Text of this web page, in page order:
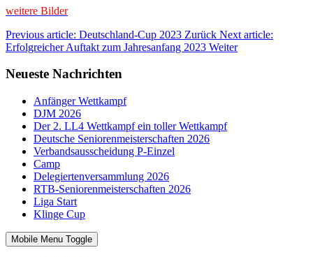
weitere Bilder
Previous article: Deutschland-Cup 2023 Zurück Next article:
Erfolgreicher Auftakt zum Jahresanfang 2023 Weiter
Neueste Nachrichten
Anfänger Wettkampf
DJM 2026
Der 2. LL4 Wettkampf ein toller Wettkampf
Deutsche Seniorenmeisterschaften 2026
Verbandsausscheidung P-Einzel
Camp
Delegiertenversammlung 2026
RTB-Seniorenmeisterschaften 2026
Liga Start
Klinge Cup
Mobile Menu Toggle